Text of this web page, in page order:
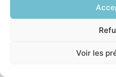
Voir les